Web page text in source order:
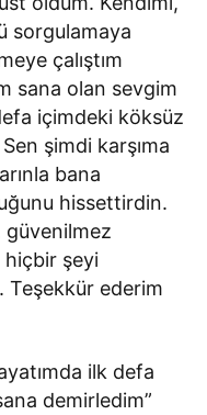
sorgulamaya
çalıştım
sana olan sevgim
içimdeki köksüz
şimdi karşıma
bana
hissettirdin.
güvenilmez
hiçbir şeyi
Teşekkür ederim
ilk defa
demirledim”